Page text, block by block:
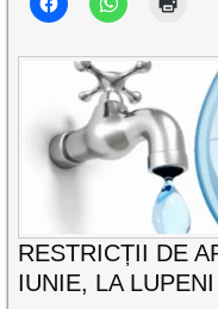
RESTRICȚII DE
IUNIE, LA LUPENI